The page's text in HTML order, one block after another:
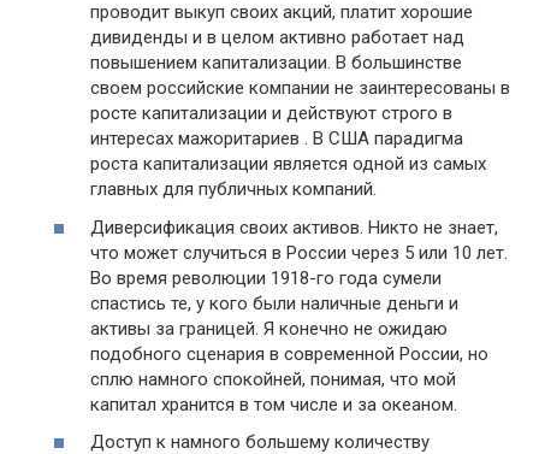
проводит выкуп своих акций, платит хорошие
дивиденды и в целом активно работает над
повышением капитализации. В большинстве
своем российские компании не заинтересованы в
росте капитализации и действуют строго в
интересах мажоритариев . В США парадигма
роста капитализации является одной из самых
главных для публичных компаний.
Диверсификация своих активов. Никто не знает,
что может случиться в России через 5 или 10 лет.
Во время революции 1918-го года сумели
спастись те, у кого были наличные деньги и
активы за границей. Я конечно не ожидаю
подобного сценария в современной России, но
сплю намного спокойней, понимая, что мой
капитал хранится в том числе и за океаном.
Доступ к намного большему количеству